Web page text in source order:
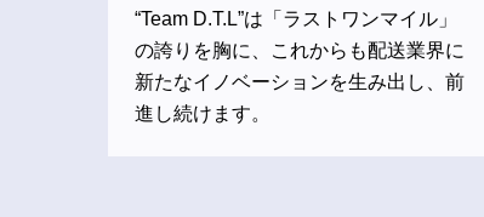
“Team D.T.L”は「ラストワンマイル」
の誇りを胸に、これからも配送業界に
新たなイノベーションを生み出し、前
進し続けます。